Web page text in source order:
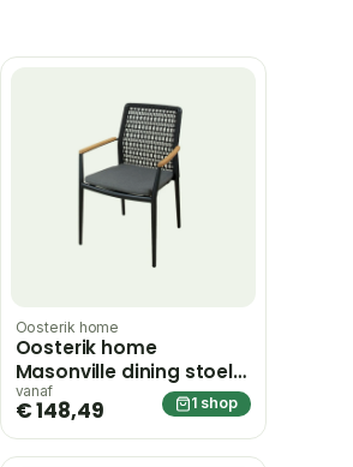
Oosterik home
Oosterik home
Masonville dining stoel
midnight grey – grijs
vanaf
€ 148,49 1 shop